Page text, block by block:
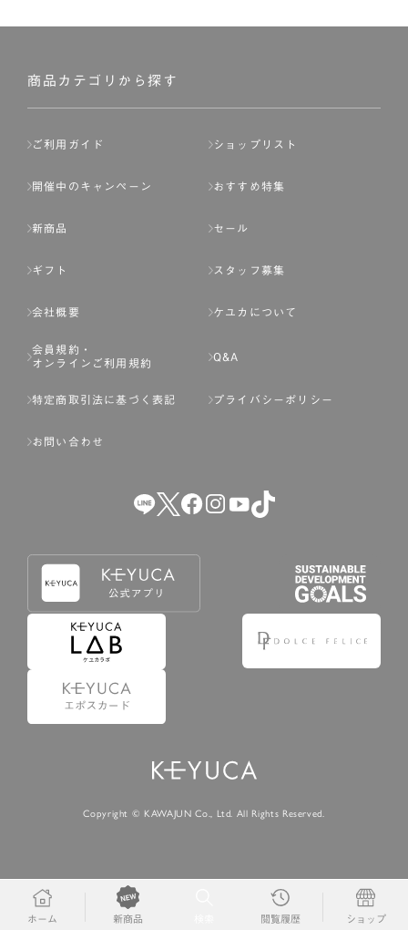
ホーム 新商品 閲覧履歴 ショップ
商品カテゴリから探す
ご利用ガイド ショップリスト
開催中のキャンペーン おすすめ特集
新商品 セール
ギフト スタッフ募集
会社概要 ケユカについて
会員規約・
オンラインご利用規約
Q&A
特定商取引法に基づく表記 プライバシーポリシー
お問い合わせ
Copyright © KAWAJUN Co., Ltd. All Rights Reserved.